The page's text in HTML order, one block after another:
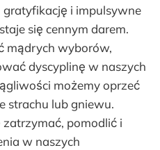
i impulsywne
się cennym darem.
mądrych wyborów,
dyscyplinę w naszych
możemy oprzeć
strachu lub gniewu.
pomodlić i
w naszych